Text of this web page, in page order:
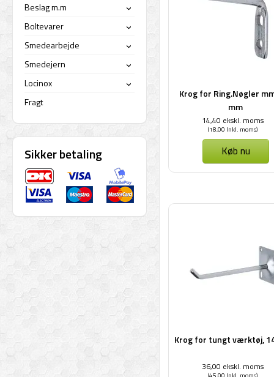
Krog for Ring.Nøgler
mm
14,40 ekskl. moms
(18,00 Inkl. moms)
Køb nu
Krog for tungt værktøj,
36,00 ekskl. moms
Beslag m.m ›
Boltevarer ›
Smedearbejde ›
Smedejern ›
Locinox ›
Fragt
Sikker betaling